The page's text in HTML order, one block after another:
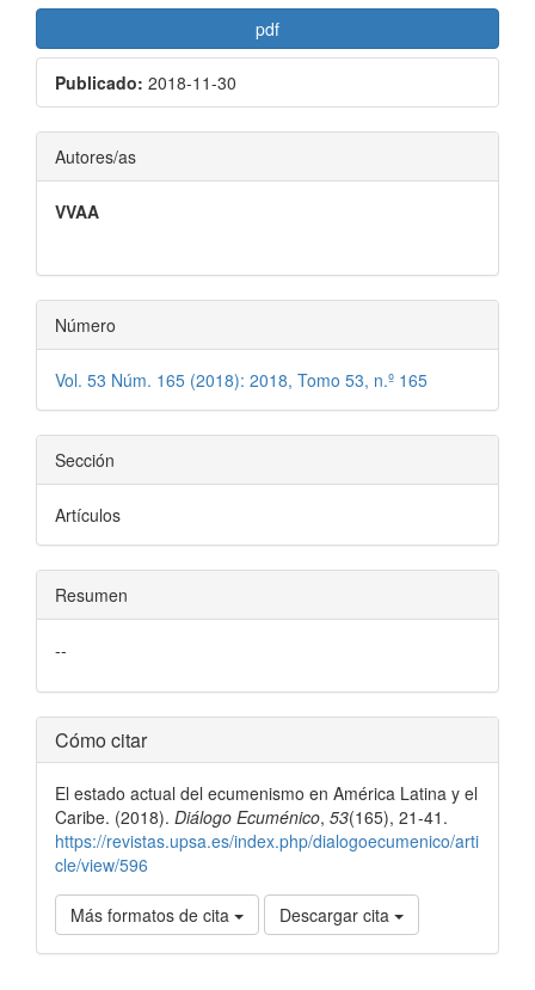
Barra
lateral
del
artículo
pdf
Publicado: 2018-11-30
Contenido
principal
del
artículo
Autores/as
VVAA
Número
Vol. 53 Núm. 165 (2018): 2018, Tomo 53, n.º 165
Sección
Artículos
Resumen
--
Detalles
del
artículo
Cómo citar
El estado actual del ecumenismo en América Latina y el
Caribe. (2018). Diálogo Ecuménico, 53(165), 21-41.
https://revistas.upsa.es/index.php/dialogoecumenico/arti
cle/view/596
Más formatos de cita Descargar cita